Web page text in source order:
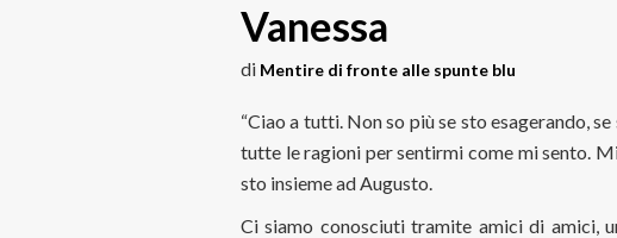
Vanessa
di Mentire di fronte alle spunte blu
“Ciao a tutti. Non so più se sto esagerando,
tutte le ragioni per sentirmi come mi sento.
sto insieme ad Augusto.
Ci siamo conosciuti tramite amici di amici,